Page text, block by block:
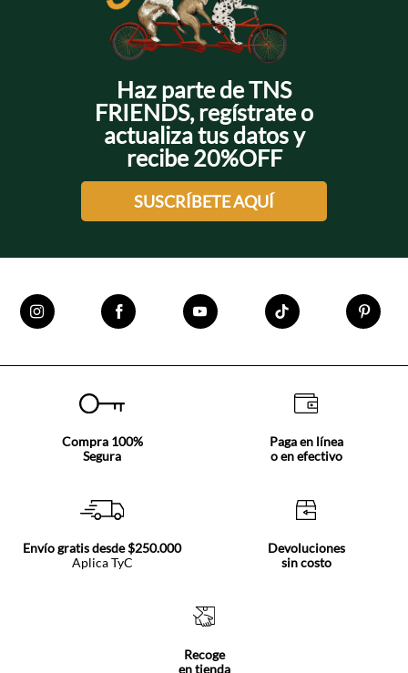
Haz parte de TNS
FRIENDS, regístrate o
actualiza tus datos y
recibe 20%OFF
SUSCRÍBETE AQUÍ
Compra 100%
Segura
Paga en línea
o en efectivo
Envío gratis desde $250.000
Aplica TyC
Devoluciones
sin costo
Recoge
en tienda